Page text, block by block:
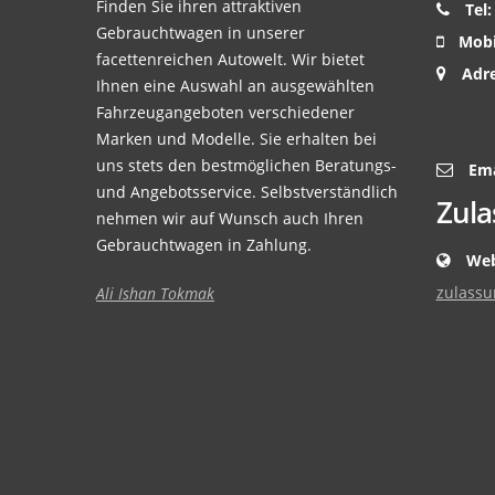
Finden Sie ihren attraktiven
Gebrauchtwagen in unserer
facettenreichen Autowelt. Wir bietet
Ihnen eine Auswahl an ausgewählten
Fahrzeugangeboten verschiedener
Marken und Modelle. Sie erhalten bei
uns stets den bestmöglichen Beratungs-
und Angebotsservice. Selbstverständlich
nehmen wir auf Wunsch auch Ihren
Gebrauchtwagen in Zahlung.
Ali Ishan Tokmak
Tel: